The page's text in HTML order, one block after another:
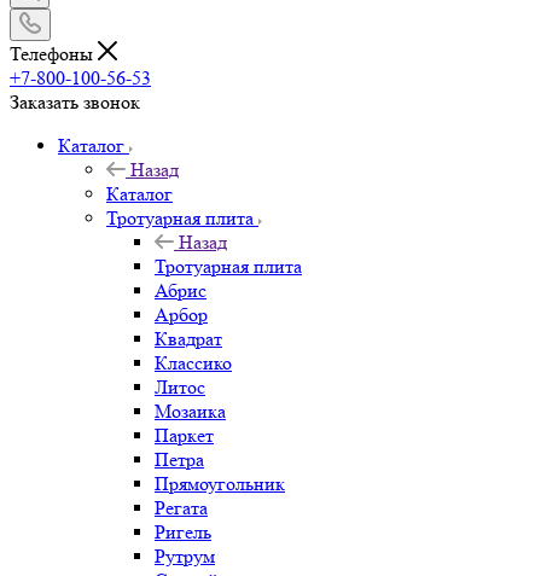
Телефоны
+7-800-100-56-53
Заказать звонок
Каталог
Назад
Каталог
Тротуарная плита
Назад
Тротуарная плита
Абрис
Арбор
Квадрат
Классико
Литос
Мозаика
Паркет
Петра
Прямоугольник
Регата
Ригель
Рутрум